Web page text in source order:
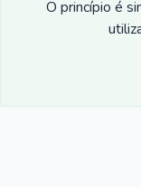
O princípio é